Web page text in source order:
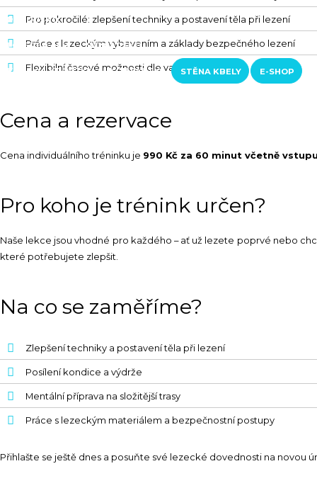
RAKOUSKO
LOFERER ALM ŠVÝCARSKO
KURZY A KROUŽKY KONTAKTY STĚNA KBELY E-SHOP
Pro pokročilé: zlepšení techniky a postavení těla při lezení
Práce s lezeckým vybavením a základy bezpečného lezení
Flexibilní časové možnosti dle vašich potřeb
Cena a rezervace
Cena individuálního tréninku je 990 Kč za 60 minut včetně
Pro koho je trénink určen?
Naše lekce jsou vhodné pro každého – ať už lezete poprvé nebo
které potřebujete zlepšit.
Na co se zaměříme?
Zlepšení techniky a postavení těla při lezení
Posílení kondice a výdrže
Mentální příprava na složitější trasy
Práce s lezeckým materiálem a bezpečnostní postupy
Přihlašte se ještě dnes a posuňte své lezecké dovednosti na novou